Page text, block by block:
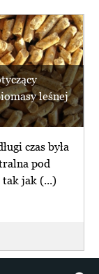
leśnej
czas była
pod
jak (...)